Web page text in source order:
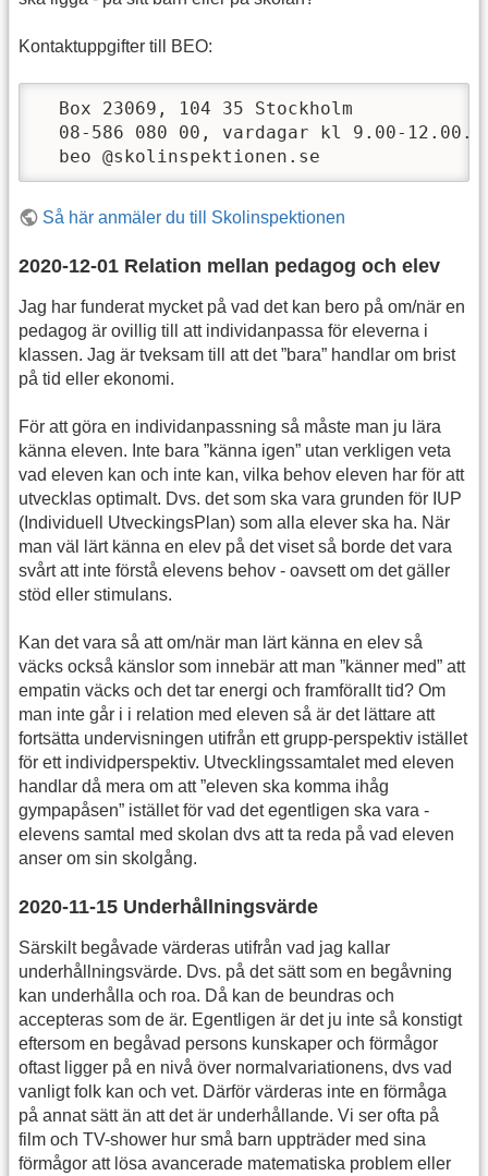
Kontaktuppgifter till BEO:
  Box 23069, 104 35 Stockholm
  08-586 080 00, vardagar kl 9.00-12.00.
  beo @skolinspektionen.se
Så här anmäler du till Skolinspektionen
2020-12-01 Relation mellan pedagog och elev
Jag har funderat mycket på vad det kan bero på om/när en
pedagog är ovillig till att individanpassa för eleverna i
klassen. Jag är tveksam till att det ”bara” handlar om brist
på tid eller ekonomi.
För att göra en individanpassning så måste man ju lära
känna eleven. Inte bara ”känna igen” utan verkligen veta
vad eleven kan och inte kan, vilka behov eleven har för att
utvecklas optimalt. Dvs. det som ska vara grunden för IUP
(Individuell UtveckingsPlan) som alla elever ska ha. När
man väl lärt känna en elev på det viset så borde det vara
svårt att inte förstå elevens behov - oavsett om det gäller
stöd eller stimulans.
Kan det vara så att om/när man lärt känna en elev så
väcks också känslor som innebär att man ”känner med” att
empatin väcks och det tar energi och framförallt tid? Om
man inte går i i relation med eleven så är det lättare att
fortsätta undervisningen utifrån ett grupp-perspektiv istället
för ett individperspektiv. Utvecklingssamtalet med eleven
handlar då mera om att ”eleven ska komma ihåg
gympapåsen” istället för vad det egentligen ska vara -
elevens samtal med skolan dvs att ta reda på vad eleven
anser om sin skolgång.
2020-11-15 Underhållningsvärde
Särskilt begåvade värderas utifrån vad jag kallar
underhållningsvärde. Dvs. på det sätt som en begåvning
kan underhålla och roa. Då kan de beundras och
accepteras som de är. Egentligen är det ju inte så konstigt
eftersom en begåvad persons kunskaper och förmågor
oftast ligger på en nivå över normalvariationens, dvs vad
vanligt folk kan och vet. Därför värderas inte en förmåga
på annat sätt än att det är underhållande. Vi ser ofta på
film och TV-shower hur små barn uppträder med sina
förmågor att lösa avancerade matematiska problem eller